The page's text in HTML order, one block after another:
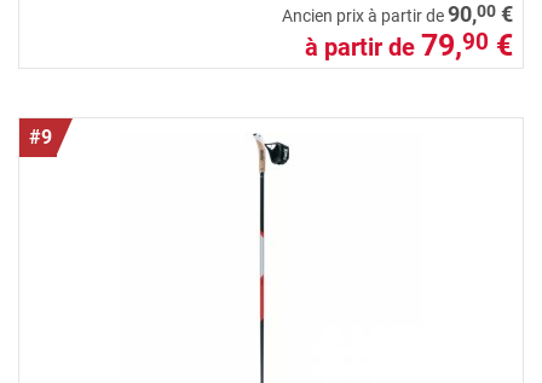
Ancien prix à partir de90,00 €
à partir de 79,90 €
#9